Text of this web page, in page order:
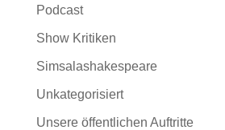
Podcast
Show Kritiken
Simsalashakespeare
Unkategorisiert
Unsere öffentlichen Auftritte